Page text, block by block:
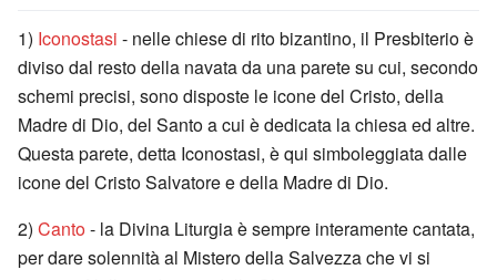
1) Iconostasi - nelle chiese di rito bizantino, il Presbiterio è
diviso dal resto della navata da una parete su cui, secondo
schemi precisi, sono disposte le icone del Cristo, della
Madre di Dio, del Santo a cui è dedicata la chiesa ed altre.
Questa parete, detta Iconostasi, è qui simboleggiata dalle
icone del Cristo Salvatore e della Madre di Dio.
2) Canto- la Divina Liturgia è sempre interamente cantata,
per dare solennità al Mistero della Salvezza che vi si